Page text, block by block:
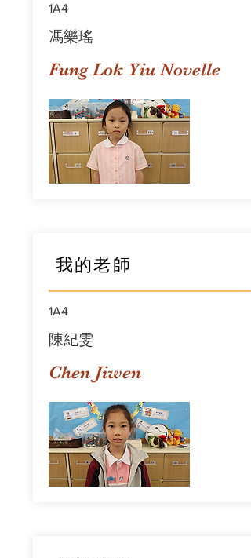
1A4
馮樂瑤
Fung Lok Yiu Novelle
我的老師
1A4
陳紀雯
Chen Jiwen